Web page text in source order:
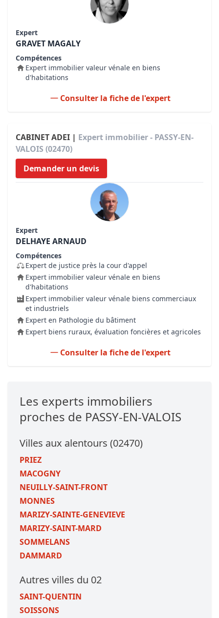
Expert
GRAVET MAGALY
Compétences
Expert immobilier valeur vénale en biens
d'habitations
Consulter la fiche de l'expert
CABINET ADEI | Expert immobilier - PASSY-EN-
VALOIS (02470)
Demander un devis
Expert
DELHAYE ARNAUD
Compétences
Expert de justice près la cour d'appel
Expert immobilier valeur vénale en biens
d'habitations
Expert immobilier valeur vénale biens commerciaux
et industriels
Expert en Pathologie du bâtiment
Expert biens ruraux, évaluation foncières et agricoles
Consulter la fiche de l'expert
Les experts immobiliers
proches de PASSY-EN-VALOIS
Villes aux alentours (02470)
PRIEZ
MACOGNY
NEUILLY-SAINT-FRONT
MONNES
MARIZY-SAINTE-GENEVIEVE
MARIZY-SAINT-MARD
SOMMELANS
DAMMARD
Autres villes du 02
SAINT-QUENTIN
SOISSONS